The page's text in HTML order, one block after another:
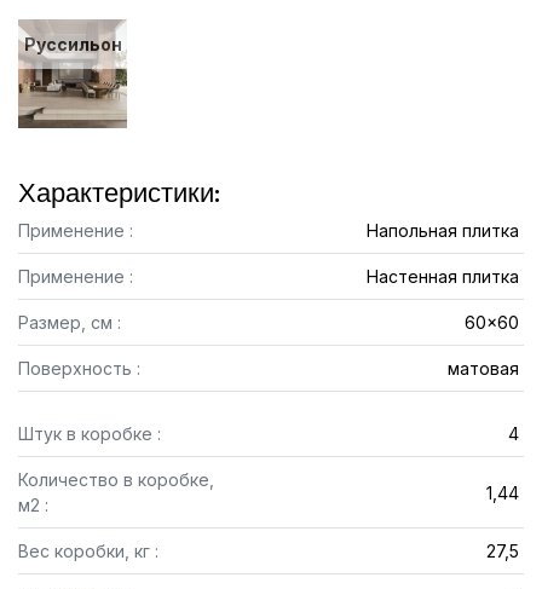
Руссильон
Характеристики:
Применение : Напольная плитка
Применение : Настенная плитка
Размер, см : 60x60
Поверхность : матовая
Штук в коробке : 4
Количество в коробке,
м2 :
1,44
Вес коробки, кг : 27,5